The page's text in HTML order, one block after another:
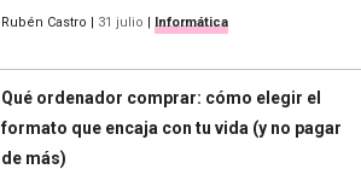
Rubén Castro | 31 julio | Informática
Qué ordenador comprar: cómo elegir el
formato que encaja con tu vida (y no pagar
de más)